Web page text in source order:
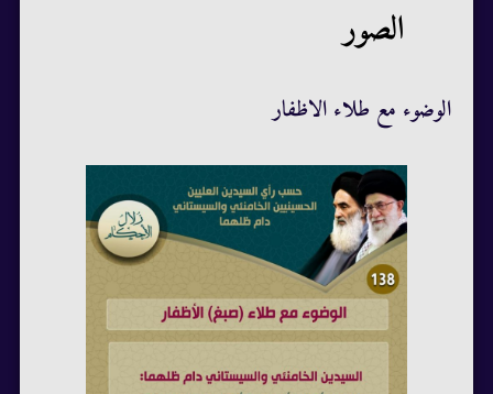
الصور
الوضوء مع طلاء الاظفار